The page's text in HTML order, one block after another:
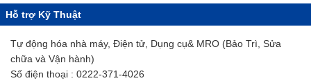
Hỗ trợ Kỹ Thuật
Tự động hóa nhà máy, Điện tử, Dụng cụ& MRO (Bảo Trì, Sửa
chữa và Vận hành)
Số điện thoại : 0222-371-4026